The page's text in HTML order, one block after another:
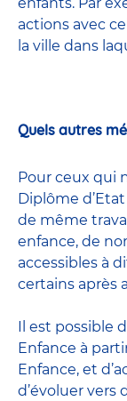
enfants. Par
actions avec
la ville dans
Quels autres
Pour ceux qui
Diplôme
de même
enfance, de
accessibles à
certains après
Il est possible
Enfance à
Enfance, et
d’évoluer vers